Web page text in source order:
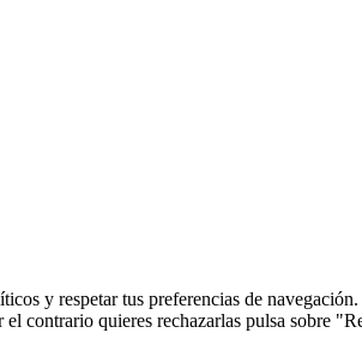
y respetar tus preferencias de navegación.
contrario quieres rechazarlas pulsa sobre